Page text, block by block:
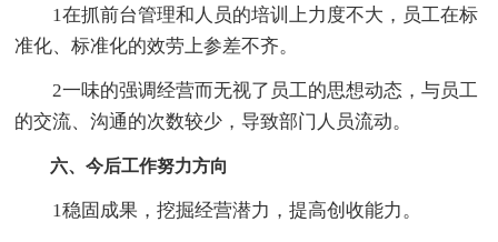
1在抓前台管理和人员的培训上力度不大，员工在标
准化、标准化的效劳上参差不齐。
2一味的强调经营而无视了员工的思想动态，与员工
的交流、沟通的次数较少，导致部门人员流动。
六、今后工作努力方向
1稳固成果，挖掘经营潜力，提高创收能力。